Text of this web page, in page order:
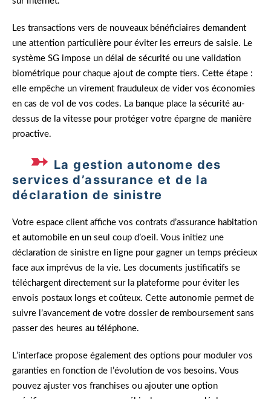
Les transactions vers de nouveaux bénéficiaires demandent
une attention particulière pour éviter les erreurs de saisie. Le
système SG impose un délai de sécurité ou une validation
biométrique pour chaque ajout de compte tiers. Cette étape :
elle empêche un virement frauduleux de vider vos économies
en cas de vol de vos codes. La banque place la sécurité au-
dessus de la vitesse pour protéger votre épargne de manière
proactive.
La gestion autonome des
services d’assurance et de la
déclaration de sinistre
Votre espace client affiche vos contrats d’assurance habitation
et automobile en un seul coup d’oeil. Vous initiez une
déclaration de sinistre en ligne pour gagner un temps précieux
face aux imprévus de la vie. Les documents justificatifs se
téléchargent directement sur la plateforme pour éviter les
envois postaux longs et coûteux. Cette autonomie permet de
suivre l’avancement de votre dossier de remboursement sans
passer des heures au téléphone.
L’interface propose également des options pour moduler vos
garanties en fonction de l’évolution de vos besoins. Vous
pouvez ajuster vos franchises ou ajouter une option